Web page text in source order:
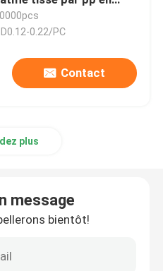
des animaux
adhésif
0.22/PC
Contact
plus
message
bientôt!